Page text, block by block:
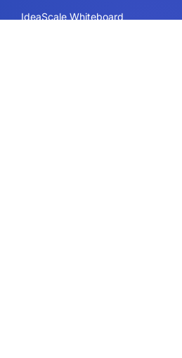
IdeaScale Whiteboard